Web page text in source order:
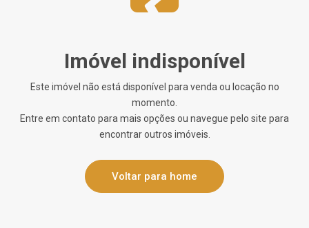
Imóvel indisponível
Este imóvel não está disponível para venda ou locação no
momento.
Entre em contato para mais opções ou navegue pelo site para
encontrar outros imóveis.
Voltar para home